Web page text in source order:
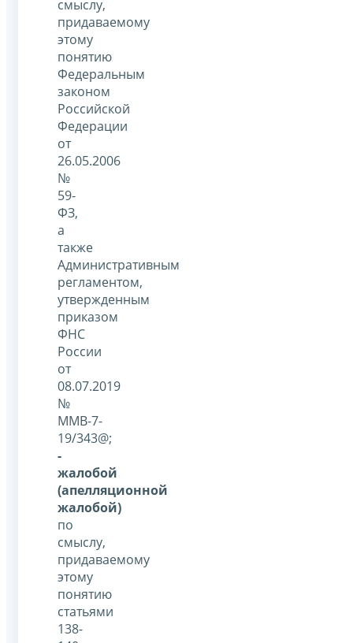
смыслу,
придаваемому
этому
понятию
Федеральным
законом
Российской
Федерации
от
26.05.2006
№
59-
ФЗ,
а
также
Административным
регламентом,
утвержденным
приказом
ФНС
России
от
08.07.2019
№
ММВ-7-
19/343@;
-
жалобой
(апелляционной
жалобой)
по
смыслу,
придаваемому
этому
понятию
статьями
138-